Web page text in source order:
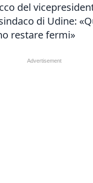
del
di Udine:
restare fermi»